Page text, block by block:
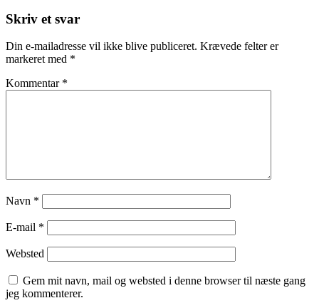
Skriv et svar
Din e-mailadresse vil ikke blive publiceret. Krævede felter er
markeret med *
Kommentar *
Navn *
E-mail *
Websted
Gem mit navn, mail og websted i denne browser til næste gang
jeg kommenterer.